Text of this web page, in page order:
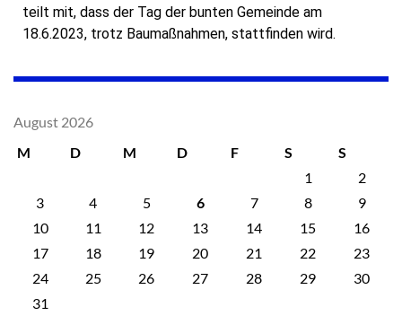
teilt mit, dass der Tag der bunten Gemeinde am
18.6.2023, trotz Baumaßnahmen, stattfinden wird.
August 2026
M
D M D F S
S
1
2
3
4 5 6 7 8
9
10
11 12 13 14 15
16
17
18 19 20 21 22
23
24
25 26 27 28 29
30
31